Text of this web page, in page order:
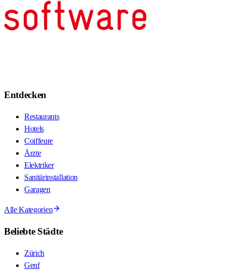
Entdecken
Restaurants
Hotels
Coiffeure
Ärzte
Elektriker
Sanitärinstallation
Garagen
Alle Kategorien
Beliebte Städte
Zürich
Genf